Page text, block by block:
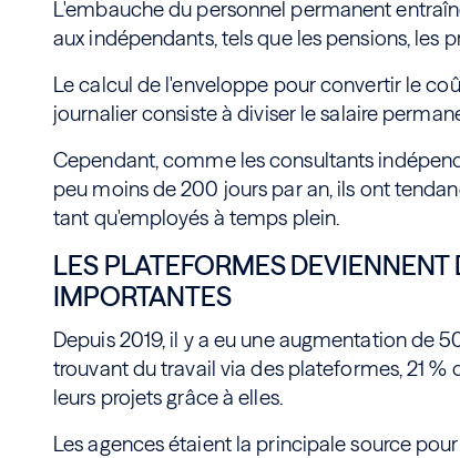
L'embauche du personnel permanent
aux indépendants, tels que les pensions, les
Le calcul de l'enveloppe pour convertir le
journalier consiste à diviser le salaire
Cependant, comme les consultants
peu moins de 200 jours par an, ils ont
tant qu'employés à temps plein.
LES PLATEFORMES DEVIENNENT
IMPORTANTES
Depuis 2019, il y a eu une augmentation de
trouvant du travail via des plateformes, 21
leurs projets grâce à elles.
Les agences étaient la principale source